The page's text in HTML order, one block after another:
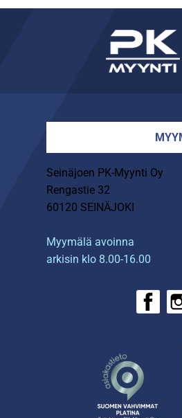
Seinäjoen PK-Myynti Oy
Rengastie 32
60120 SEINÄJOKI
Myymälä avoinna
arkisin klo 8.00-16.00